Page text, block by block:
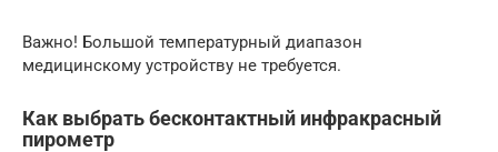
Важно! Большой температурный диапазон
медицинскому устройству не требуется.
Как выбрать бесконтактный инфракрасный
пирометр